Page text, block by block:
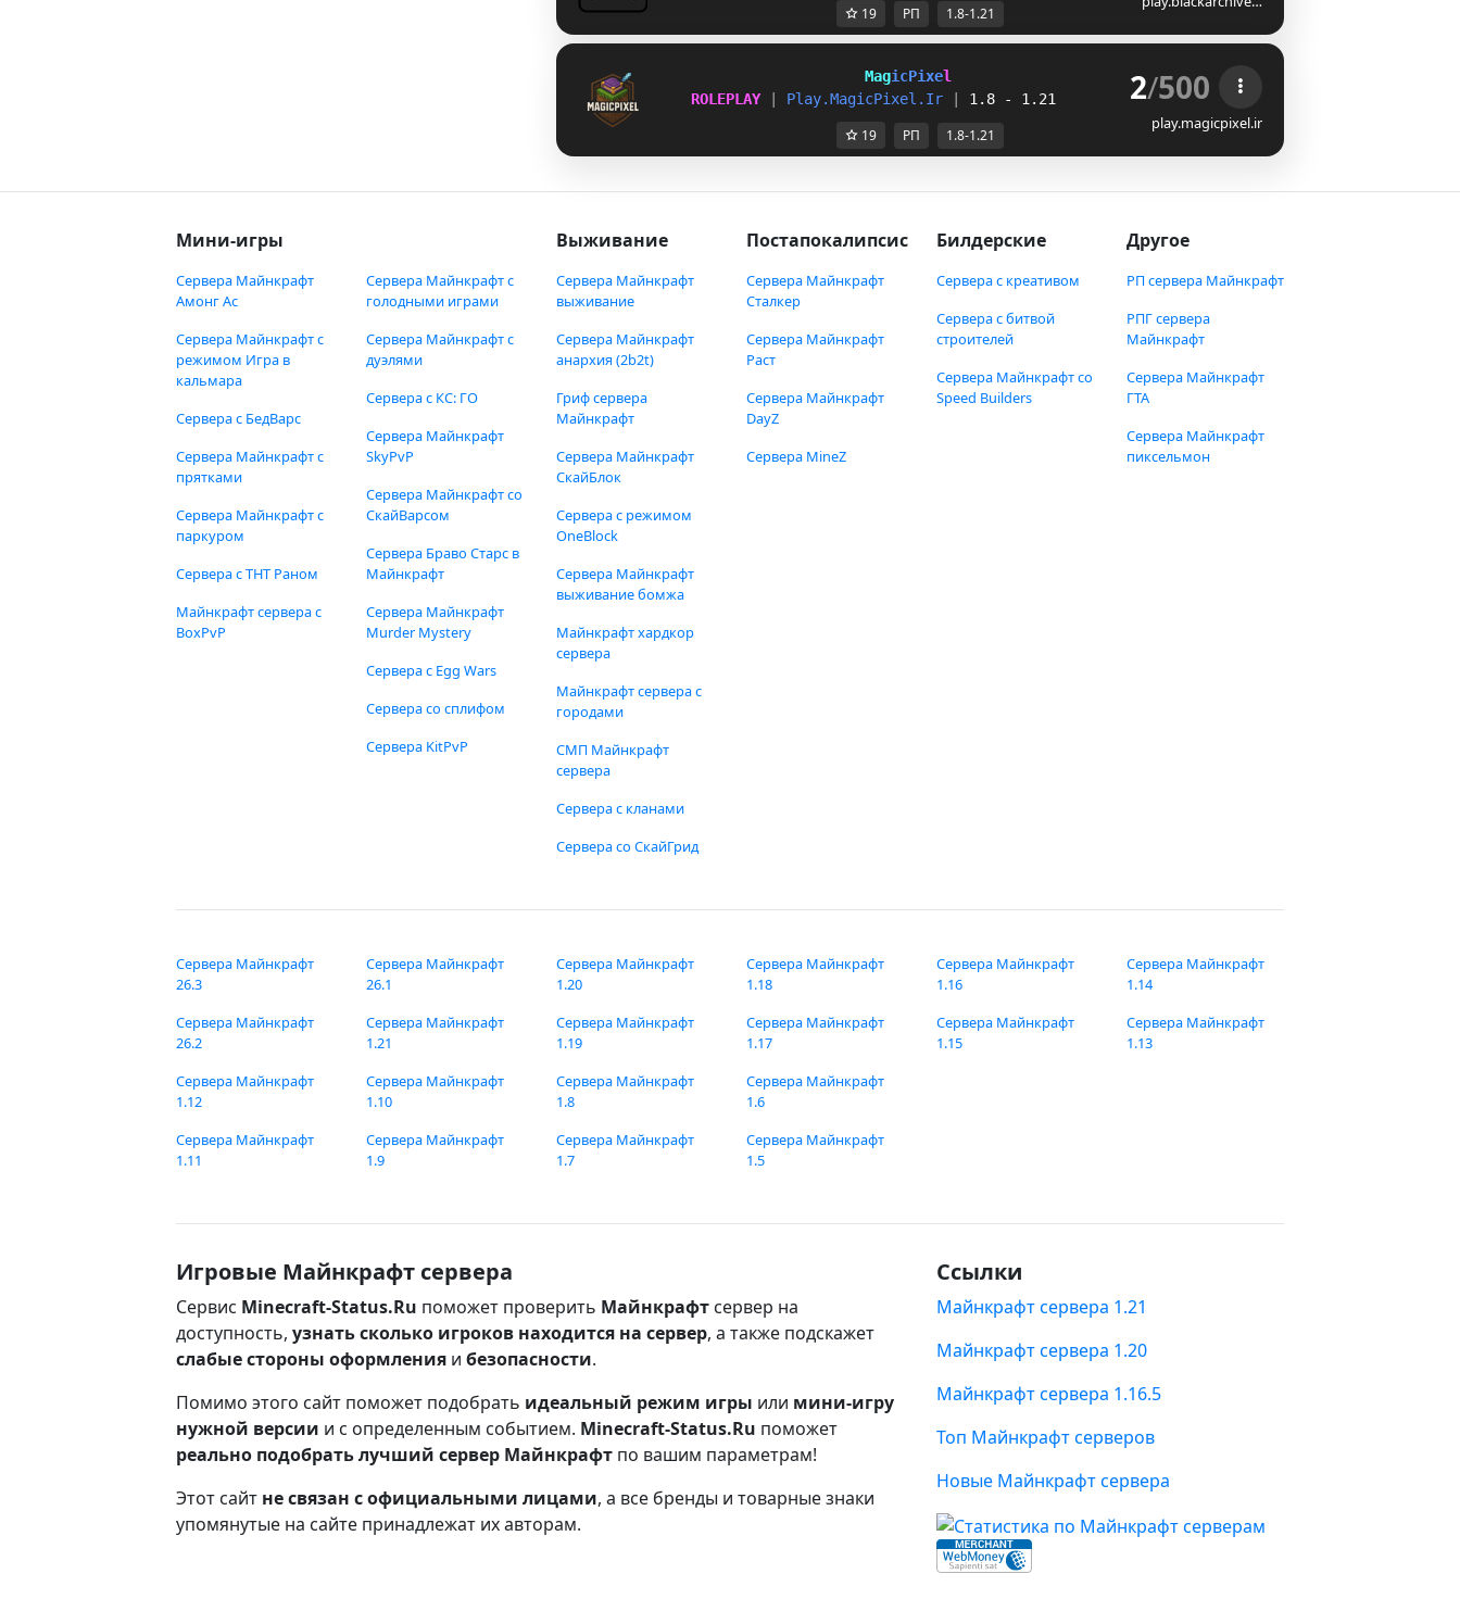
19 РП 1.8-1.21
MagicPixel
ROLEPLAY
Pl ay.Magi cPi xel . Ir 1.8 - 1.21 2/500
play.magicpixel.ir
19 РП 1.8-1.21
Мини-игры
Сервера Майнкрафт
Амонг Ас
Сервера Майнкрафт с
режимом Игра в
кальмара
Сервера с БедВарс
Сервера Майнкрафт с
прятками
Сервера Майнкрафт с
паркуром
Сервера с ТНТ Раном
Майнкрафт сервера с
BoxPvP
Сервера Майнкрафт с
голодными играми
Сервера Майнкрафт с
дуэлями
Сервера с КС: ГО
Сервера Майнкрафт
SkyPvP
Сервера Майнкрафт со
СкайВарсом
Сервера Браво Старс в
Майнкрафт
Сервера Майнкрафт
Murder Mystery
Сервера с Egg Wars
Сервера со сплифом
Сервера KitPvP
Выживание
Сервера Майнкрафт
выживание
Сервера Майнкрафт
анархия (2b2t)
Гриф сервера
Майнкрафт
Сервера Майнкрафт
СкайБлок
Сервера с режимом
OneBlock
Сервера Майнкрафт
выживание бомжа
Майнкрафт хардкор
сервера
Майнкрафт сервера с
городами
СМП Майнкрафт
сервера
Сервера с кланами
Сервера со СкайГрид
Постапокалипсис
Сервера Майнкрафт
Сталкер
Сервера Майнкрафт
Раст
Сервера Майнкрафт
DayZ
Сервера MineZ
Билдерские
Сервера с креативом
Сервера с битвой
строителей
Сервера Майнкрафт со
Speed Builders
Другое
РП сервера Майнкрафт
РПГ сервера
Майнкрафт
Сервера Майнкрафт
ГТА
Сервера Майнкрафт
пиксельмон
Сервера Майнкрафт
26.3
Сервера Майнкрафт
26.2
Сервера Майнкрафт
26.1
Сервера Майнкрафт
1.21
Сервера Майнкрафт
1.20
Сервера Майнкрафт
1.19
Сервера Майнкрафт
1.18
Сервера Майнкрафт
1.17
Сервера Майнкрафт
1.16
Сервера Майнкрафт
1.15
Сервера Майнкрафт
1.14
Сервера Майнкрафт
1.13
Сервера Майнкрафт
1.12
Сервера Майнкрафт
1.11
Сервера Майнкрафт
1.10
Сервера Майнкрафт
1.9
Сервера Майнкрафт
1.8
Сервера Майнкрафт
1.7
Сервера Майнкрафт
1.6
Сервера Майнкрафт
1.5
Игровые Майнкрафт сервера
Сервис Minecraft-Status.Ru поможет проверить Майнкрафт сервер на
доступность, узнать сколько игроков находится на сервер, а также подскажет
слабые стороны оформления и безопасности.
Помимо этого сайт поможет подобрать идеальный режим игры или мини-игру
нужной версии и с определенным событием. Minecraft-Status.Ru поможет
реально подобрать лучший сервер Майнкрафт по вашим параметрам!
Этот сайт не связан с официальными лицами, а все бренды и товарные знаки
упомянутые на сайте принадлежат их авторам.
Ссылки
Майнкрафт сервера 1.21
Майнкрафт сервера 1.20
Майнкрафт сервера 1.16.5
Топ Майнкрафт серверов
Новые Майнкрафт сервера